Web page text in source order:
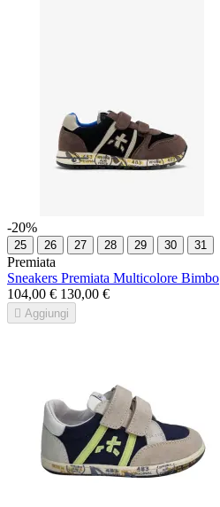
-20%
25 26 27 28 29 30 31
Premiata
Sneakers Premiata Multicolore Bimbo
104,00 € 130,00 €
 Aggiungi